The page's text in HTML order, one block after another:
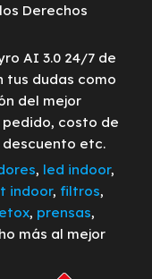
Derechos
AI 3.0 24/7 de
tus dudas como
del mejor
costo de
etc.
, led indoor,
indoor, filtros,
, prensas,
más al mejor